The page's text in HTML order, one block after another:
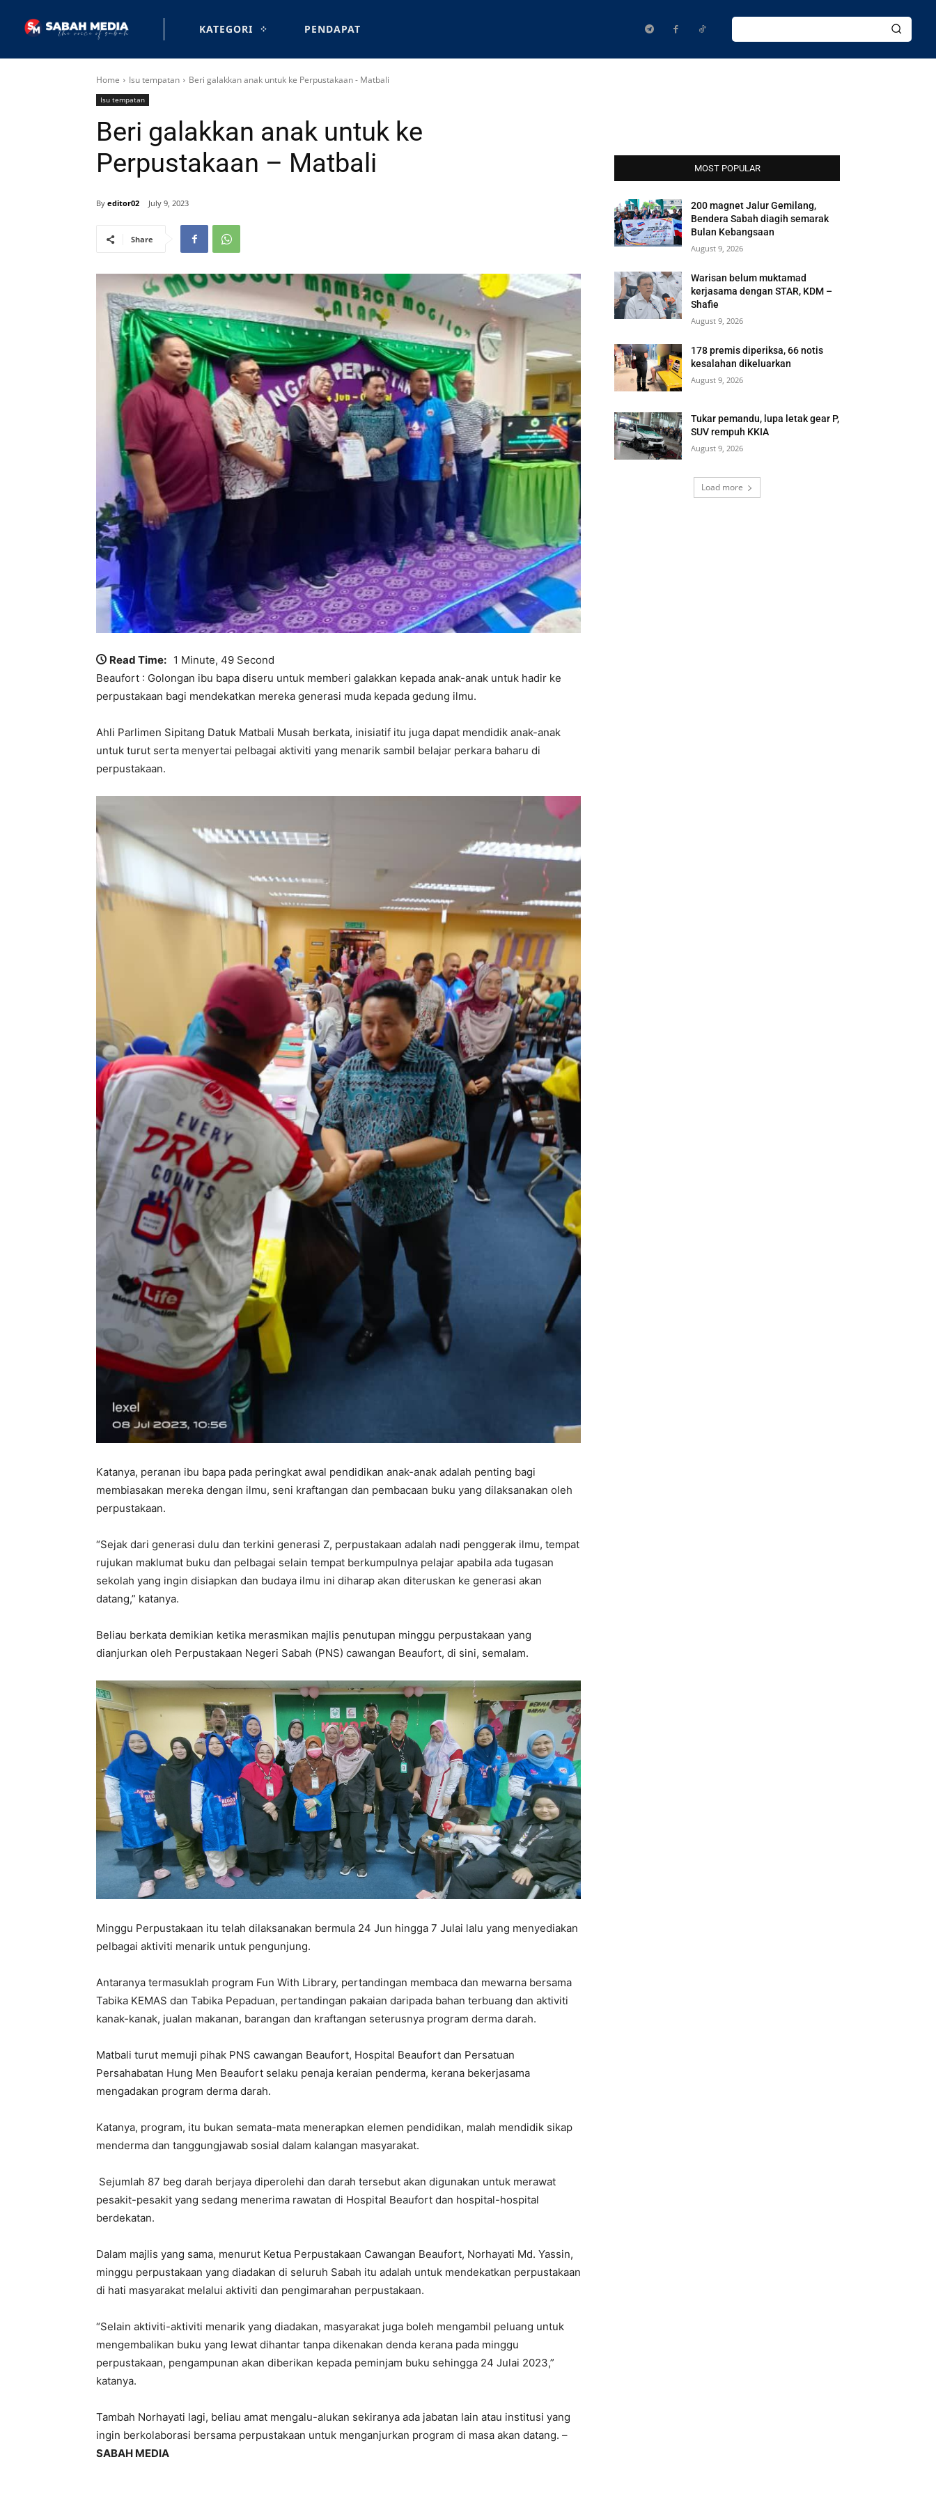
KATEGORI PENDAPAT
Home Isu tempatan Beri galakkan anak untuk ke Perpustakaan - Matbali
Isu tempatan
Beri galakkan anak untuk ke
Perpustakaan – Matbali
By editor02 July 9, 2023
Share
Read Time: 1 Minute, 49 Second
Beaufort : Golongan ibu bapa diseru untuk memberi galakkan kepada anak-anak untuk hadir ke
perpustakaan bagi mendekatkan mereka generasi muda kepada gedung ilmu.
Ahli Parlimen Sipitang Datuk Matbali Musah berkata, inisiatif itu juga dapat mendidik anak-anak
untuk turut serta menyertai pelbagai aktiviti yang menarik sambil belajar perkara baharu di
perpustakaan.
Katanya, peranan ibu bapa pada peringkat awal pendidikan anak-anak adalah penting bagi
membiasakan mereka dengan ilmu, seni kraftangan dan pembacaan buku yang dilaksanakan oleh
perpustakaan.
“Sejak dari generasi dulu dan terkini generasi Z, perpustakaan adalah nadi penggerak ilmu, tempat
rujukan maklumat buku dan pelbagai selain tempat berkumpulnya pelajar apabila ada tugasan
sekolah yang ingin disiapkan dan budaya ilmu ini diharap akan diteruskan ke generasi akan
datang,” katanya.
Beliau berkata demikian ketika merasmikan majlis penutupan minggu perpustakaan yang
dianjurkan oleh Perpustakaan Negeri Sabah (PNS) cawangan Beaufort, di sini, semalam.
Minggu Perpustakaan itu telah dilaksanakan bermula 24 Jun hingga 7 Julai lalu yang menyediakan
pelbagai aktiviti menarik untuk pengunjung.
Antaranya termasuklah program Fun With Library, pertandingan membaca dan mewarna bersama
Tabika KEMAS dan Tabika Pepaduan, pertandingan pakaian daripada bahan terbuang dan aktiviti
kanak-kanak, jualan makanan, barangan dan kraftangan seterusnya program derma darah.
Matbali turut memuji pihak PNS cawangan Beaufort, Hospital Beaufort dan Persatuan
Persahabatan Hung Men Beaufort selaku penaja keraian penderma, kerana bekerjasama
mengadakan program derma darah.
Katanya, program, itu bukan semata-mata menerapkan elemen pendidikan, malah mendidik sikap
menderma dan tanggungjawab sosial dalam kalangan masyarakat.
Sejumlah 87 beg darah berjaya diperolehi dan darah tersebut akan digunakan untuk merawat
pesakit-pesakit yang sedang menerima rawatan di Hospital Beaufort dan hospital-hospital
berdekatan.
Dalam majlis yang sama, menurut Ketua Perpustakaan Cawangan Beaufort, Norhayati Md. Yassin,
minggu perpustakaan yang diadakan di seluruh Sabah itu adalah untuk mendekatkan perpustakaan
di hati masyarakat melalui aktiviti dan pengimarahan perpustakaan.
“Selain aktiviti-aktiviti menarik yang diadakan, masyarakat juga boleh mengambil peluang untuk
mengembalikan buku yang lewat dihantar tanpa dikenakan denda kerana pada minggu
perpustakaan, pengampunan akan diberikan kepada peminjam buku sehingga 24 Julai 2023,”
katanya.
Tambah Norhayati lagi, beliau amat mengalu-alukan sekiranya ada jabatan lain atau institusi yang
ingin berkolaborasi bersama perpustakaan untuk menganjurkan program di masa akan datang. –
SABAH MEDIA
MOST POPULAR
200 magnet Jalur Gemilang,
Bendera Sabah diagih semarak
Bulan Kebangsaan
August 9, 2026
Warisan belum muktamad
kerjasama dengan STAR, KDM –
Shafie
August 9, 2026
178 premis diperiksa, 66 notis
kesalahan dikeluarkan
August 9, 2026
Tukar pemandu, lupa letak gear P,
SUV rempuh KKIA
August 9, 2026
Load more